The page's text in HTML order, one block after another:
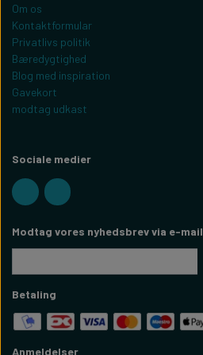
Om os
Kontaktformular
Privatlivs politik
Bæredygtighed
Blog med inspiration
Gavekort
modtag udkast
Sociale medier
Modtag vores nyhedsbrev via e-mail
Betaling
Anmeldelser